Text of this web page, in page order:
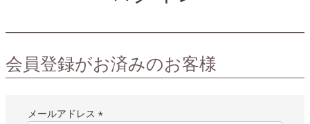
会員登録がお済みのお客様
メールアドレス